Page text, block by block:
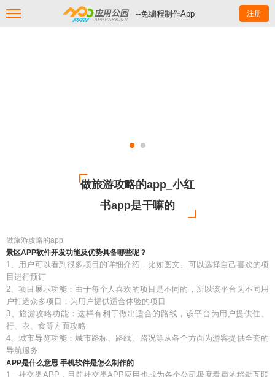
--免编程制作App 注册
做旅游攻略的app_小红
书app是干嘛的
做旅游攻略的app
景区APP软件开发功能及优势具备哪些呢？
1、用户可以看到很多项目的详细介绍，比如图文、可以选择自己喜欢的项
目进行预订
2、项目展示功能：由于每个人喜欢的项目是不同的，所以该平台为不同用
户打造众多项目，为用户提供适合体验的项目
3、旅游攻略功能：这样有利于做出适合的路线，该平台为用户提供住、
行、衣、食等方面攻略
4、城市导览功能：城市路标、路线、路况等从各个方面为游客提供全套的
导航服务
APP是什么意思 手机软件是怎么制作的
1、社交类APP，目前社交类APP应用也成为各个公司极度看重的移动互联